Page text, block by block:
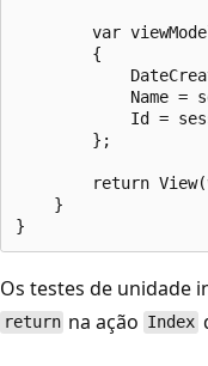
var
        {
Name =
Id =
        };
return
    }
Os testes de unidade
return na ação Index